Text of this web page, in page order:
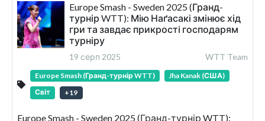
Europe Smash - Sweden 2025 (Гранд-
турнір WTT): Мію Наґасакі змінює хід
гри та завдає прикрості господарям
турніру
19 серп 2025 WTT Team
Europe Smash (Гранд-турнір WTT)
Jha Kanak (США)
Світ
+19
Europe Smash - Sweden 2025 (Гранд-турнір WTT):